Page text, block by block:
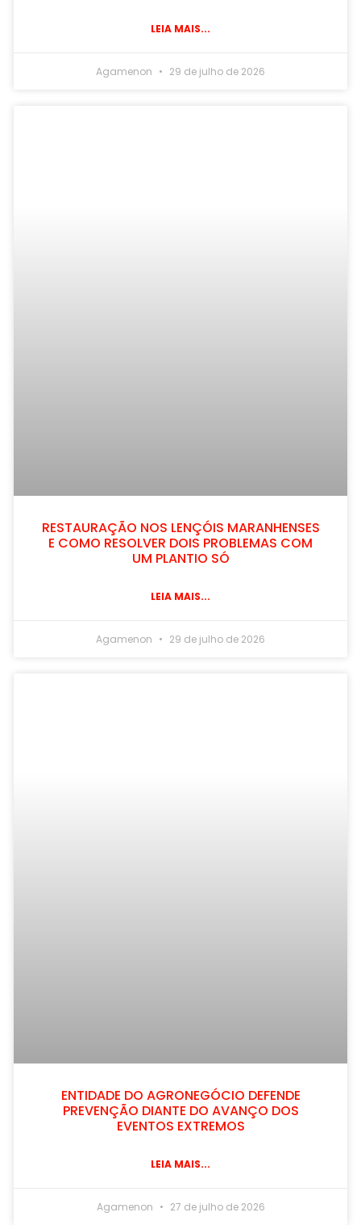
LEIA MAIS...
Agamenon 29 de julho de 2026
RESTAURAÇÃO NOS LENÇÓIS MARANHENSES
E COMO RESOLVER DOIS PROBLEMAS COM
UM PLANTIO SÓ
LEIA MAIS...
Agamenon 29 de julho de 2026
ENTIDADE DO AGRONEGÓCIO DEFENDE
PREVENÇÃO DIANTE DO AVANÇO DOS
EVENTOS EXTREMOS
LEIA MAIS...
Agamenon 27 de julho de 2026